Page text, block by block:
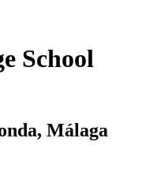
School
Málaga